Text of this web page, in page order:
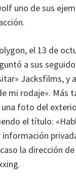
uno de sus
el 13 de
a sus
Jacksfilms, y
mi rodaje». Más
una foto del
el título:
información
la dirección